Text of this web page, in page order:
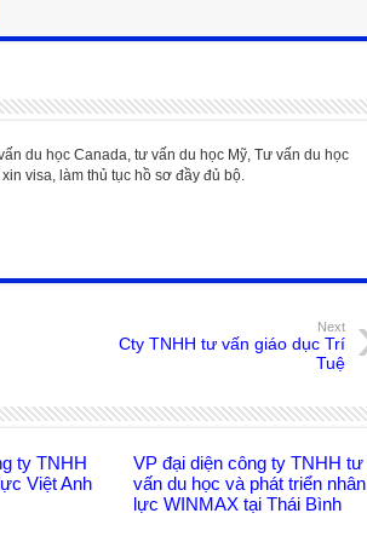
du học Canada, tư vấn du học Mỹ, Tư vấn du học
visa, làm thủ tục hồ sơ đầy đủ bộ.
Next
Cty TNHH tư vấn giáo dục Trí
Tuệ
ty TNHH
Việt Anh
VP đại diện công ty TNHH tư
vấn du học và phát triển nhân
lực WINMAX tại Thái Bình